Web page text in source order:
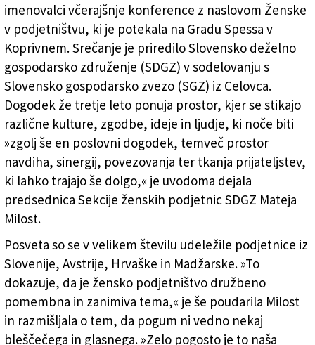
(TIBALDI)
imenovalci včerajšnje konference z naslovom Ženske
v podjetništvu, ki je potekala na Gradu Spessa v
Koprivnem. Srečanje je priredilo Slovensko deželno
gospodarsko združenje (SDGZ) v sodelovanju s
Slovensko gospodarsko zvezo (SGZ) iz Celovca.
Dogodek že tretje leto ponuja prostor, kjer se stikajo
različne kulture, zgodbe, ideje in ljudje, ki noče biti
»zgolj še en poslovni dogodek, temveč prostor
navdiha, sinergij, povezovanja ter tkanja prijateljstev,
ki lahko trajajo še dolgo,« je uvodoma dejala
predsednica Sekcije ženskih podjetnic SDGZ Mateja
Milost.
Posveta so se v velikem številu udeležile podjetnice iz
Slovenije, Avstrije, Hrvaške in Madžarske. »To
dokazuje, da je žensko podjetništvo družbeno
pomembna in zanimiva tema,« je še poudarila Milost
in razmišljala o tem, da pogum ni vedno nekaj
bleščečega in glasnega. »Zelo pogosto je to naša